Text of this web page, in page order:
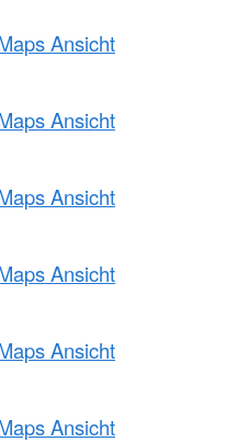
Ansicht
Ansicht
Ansicht
Ansicht
Ansicht
Ansicht